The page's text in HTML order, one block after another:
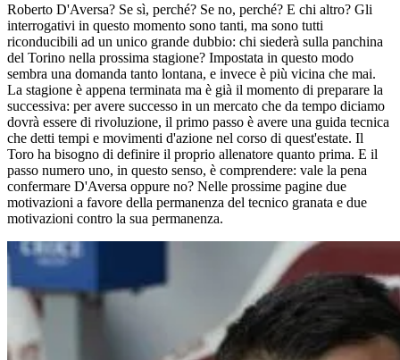
Roberto D'Aversa? Se sì, perché? Se no, perché? E chi altro? Gli
interrogativi in questo momento sono tanti, ma sono tutti
riconducibili ad un unico grande dubbio: chi siederà sulla panchina
del Torino nella prossima stagione? Impostata in questo modo
sembra una domanda tanto lontana, e invece è più vicina che mai.
La stagione è appena terminata ma è già il momento di preparare la
successiva: per avere successo in un mercato che da tempo diciamo
dovrà essere di rivoluzione, il primo passo è avere una guida tecnica
che detti tempi e movimenti d'azione nel corso di quest'estate. Il
Toro ha bisogno di definire il proprio allenatore quanto prima. E il
passo numero uno, in questo senso, è comprendere: vale la pena
confermare D'Aversa oppure no? Nelle prossime pagine due
motivazioni a favore della permanenza del tecnico granata e due
motivazioni contro la sua permanenza.